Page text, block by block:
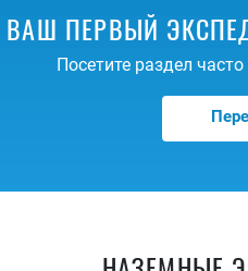
ВАШ ПЕРВЫЙ
Посетите раздел